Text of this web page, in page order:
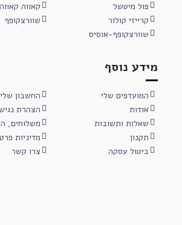
פול מיטשל
קאווה קאווה
קרייזי קולור
שוורצקופף
שוורצקופף-אוסיס
מידע נוסף
המועדפים שלי
החשבון שלי
אודות
הצהרת
שאלות ותשובות
משלוחים,
תקנון
מדיניות
ביטול עסקה
צרו קשר